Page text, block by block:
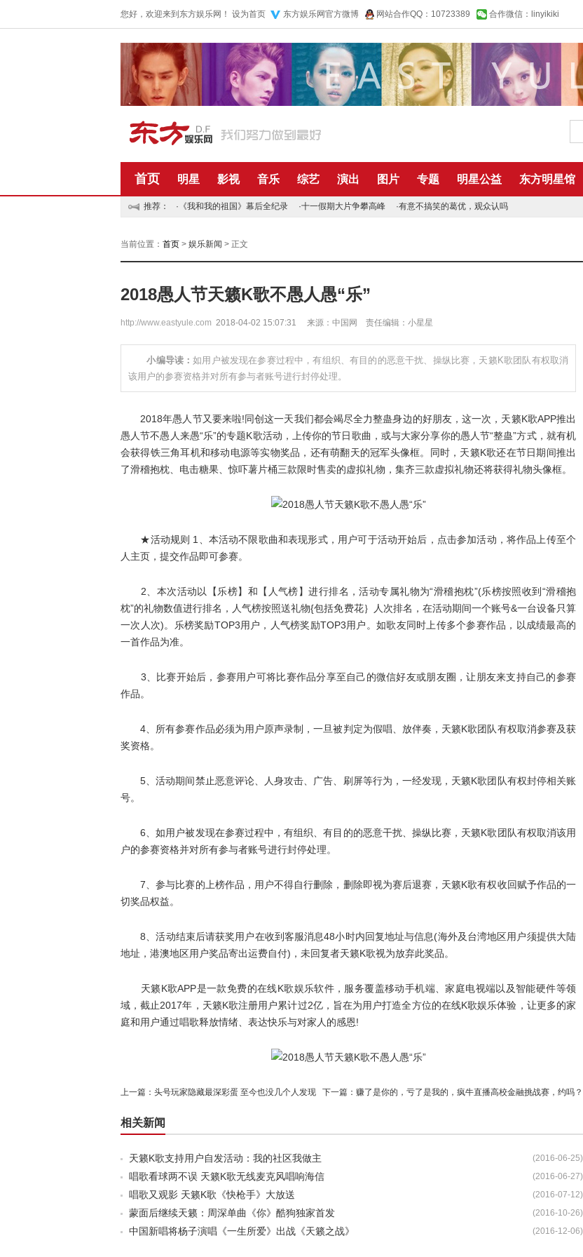
您好，欢迎来到东方娱乐网！ 设为首页 东方娱乐网官方微博 网站合作QQ：10723389 合作微信：linyikiki
首页 明星 影视 音乐 综艺 演出 图片 专题 明星公益 东方明星馆
推荐： · 《我和我的祖国》幕后全纪录 ·十一假期大片争攀高峰 ·有意不搞笑的葛优，观众认吗
当前位置： 首页 > 娱乐新闻 > 正文
2018愚人节天籁K歌不愚人愚“乐”
http://www.eastyule.com 2018-04-02 15:07:31 来源：中国网 责任编辑：小星星
小编导读：如用户被发现在参赛过程中，有组织、有目的的恶意干扰、操纵比赛，天籁K歌团队有权取消
该用户的参赛资格并对所有参与者账号进行封停处理。
2018年愚人节又要来啦!同创这一天我们都会竭尽全力整蛊身边的好朋友，这一次，天籁K歌APP推出
愚人节不愚人来愚“乐”的专题K歌活动，上传你的节日歌曲，或与大家分享你的愚人节“整蛊”方式，就有机
会获得铁三角耳机和移动电源等实物奖品，还有萌翻天的冠军头像框。同时，天籁K歌还在节日期间推出
了滑稽抱枕、电击糖果、惊吓薯片桶三款限时售卖的虚拟礼物，集齐三款虚拟礼物还将获得礼物头像框。
★活动规则 1、本活动不限歌曲和表现形式，用户可于活动开始后，点击参加活动，将作品上传至个
人主页，提交作品即可参赛。
2、本次活动以【乐榜】和【人气榜】进行排名，活动专属礼物为“滑稽抱枕”(乐榜按照收到“滑稽抱
枕”的礼物数值进行排名，人气榜按照送礼物{包括免费花｝人次排名，在活动期间一个账号&一台设备只算
一次人次)。乐榜奖励TOP3用户，人气榜奖励TOP3用户。如歌友同时上传多个参赛作品，以成绩最高的
一首作品为准。
3、比赛开始后，参赛用户可将比赛作品分享至自己的微信好友或朋友圈，让朋友来支持自己的参赛
作品。
4、所有参赛作品必须为用户原声录制，一旦被判定为假唱、放伴奏，天籁K歌团队有权取消参赛及获
奖资格。
5、活动期间禁止恶意评论、人身攻击、广告、刷屏等行为，一经发现，天籁K歌团队有权封停相关账
号。
6、如用户被发现在参赛过程中，有组织、有目的的恶意干扰、操纵比赛，天籁K歌团队有权取消该用
户的参赛资格并对所有参与者账号进行封停处理。
7、参与比赛的上榜作品，用户不得自行删除，删除即视为赛后退赛，天籁K歌有权收回赋予作品的一
切奖品权益。
8、活动结束后请获奖用户在收到客服消息48小时内回复地址与信息(海外及台湾地区用户须提供大陆
地址，港澳地区用户奖品寄出运费自付)，未回复者天籁K歌视为放弃此奖品。
天籁K歌APP是一款免费的在线K歌娱乐软件，服务覆盖移动手机端、家庭电视端以及智能硬件等领
域，截止2017年，天籁K歌注册用户累计过2亿，旨在为用户打造全方位的在线K歌娱乐体验，让更多的家
庭和用户通过唱歌释放情绪、表达快乐与对家人的感恩!
上一篇： 头号玩家隐藏最深彩蛋 至今也没几个人发现 下一篇： 赚了是你的，亏了是我的，疯牛直播高校金融挑战赛，约吗？
相关新闻
(2016-06-25)
天籁K歌支持用户自发活动：我的社区我做主
(2016-06-27)
唱歌看球两不误 天籁K歌无线麦克风唱响海信
(2016-07-12)
唱歌又观影 天籁K歌《快枪手》大放送
(2016-10-26)
蒙面后继续天籁：周深单曲《你》酷狗独家首发
(2016-12-06)
中国新唱将杨子演唱《一生所爱》出战《天籁之战》